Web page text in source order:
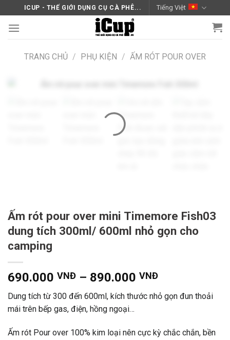
to
content
ICUP - THẾ GIỚI DỤNG CỤ CÀ PHÊ... Tiếng Việt
TRANG CHỦ / PHỤ KIỆN / ẤM RÓT POUR OVER
Ấm rót pour over mini Timemore Fish03
dung tích 300ml/ 600ml nhỏ gọn cho
camping
690.000 VNĐ – 890.000 VNĐ
Dung tích từ 300 đến 600ml, kích thước nhỏ gọn đun thoải
mái trên bếp gas, điện, hồng ngoại…
Ấm rót Pour over 100% kim loại nên cực kỳ chắc chắn, bền